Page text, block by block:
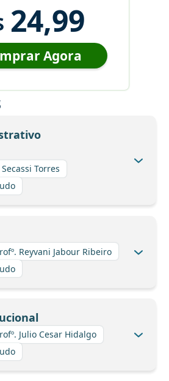
24,99
Agora
Torres
Reyvani Jabour Ribeiro
Julio Cesar Hidalgo